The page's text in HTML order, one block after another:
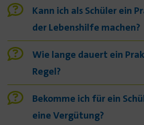
Kann ich als Schüler ein
der Lebenshilfe machen?
Wie lange dauert ein
Regel?
Bekomme ich für ein
eine Vergütung?